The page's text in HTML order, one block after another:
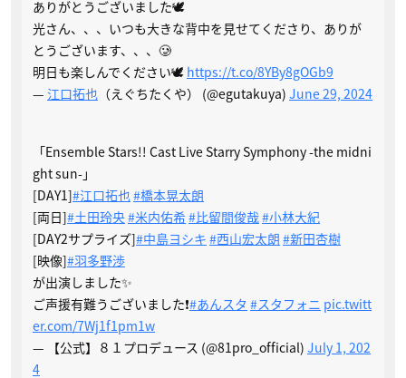
ありがとうございました🕊️
光さん、、、いつも大きな背中を見せてくださり、ありが
とうございます、、、🥲
明日も楽しんでください🕊️ https://t.co/8YBy8gOGb9
— 江口拓也 （えぐちたくや） (@egutakuya) June 29, 2024
「Ensemble Stars!! Cast Live Starry Symphony -the midni
ght sun-」
[DAY1]#江口拓也#橋本晃太朗
[両日]#土田玲央#米内佑希#比留間俊哉#小林大紀
[DAY2サプライズ]#中島ヨシキ #西山宏太朗 #新田杏樹
[映像]#羽多野渉
が出演しました✨
ご声援有難うございました❗️#あんスタ #スタフォニ pic.twitt
er.com/7Wj1f1pm1w
— 【公式】８１プロデュース (@81pro_official) July 1, 202
4